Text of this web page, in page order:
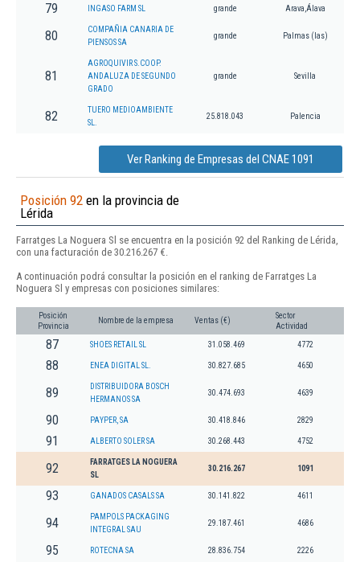
79 INGASO FARM SL grande Arava,Álava
80
COMPAÑIA CANARIA DE
PIENSOS SA
grande Palmas (las)
81
AGROQUIVIR S.COOP.
ANDALUZA DE SEGUNDO
GRADO
grande Sevilla
82
TUERO MEDIOAMBIENTE
SL.
25.818.043 Palencia
Ver Ranking de Empresas del CNAE 1091
Posición 92 en la provincia de
Lérida
Farratges La Noguera Sl se encuentra en la posición 92 del Ranking de Lérida,
con una facturación de 30.216.267 €.
A continuación podrá consultar la posición en el ranking de Farratges La
Noguera Sl y empresas con posiciones similares:
Posición
Provincia
Nombre de la empresa Ventas (€)
Sector
Actividad
87 SHOES RETAIL SL 31.058.469 4772
88 ENEA DIGITAL SL. 30.827.685 4650
89
DISTRIBUIDORA BOSCH
HERMANOS SA
30.474.693 4639
90 PAYPER, SA 30.418.846 2829
91 ALBERTO SOLER SA 30.268.443 4752
92
FARRATGES LA NOGUERA
SL
30.216.267 1091
93 GANADOS CASALS SA 30.141.822 4611
94
PAMPOLS PACKAGING
INTEGRAL SAU
29.187.461 4686
95 ROTECNA SA 28.836.754 2226